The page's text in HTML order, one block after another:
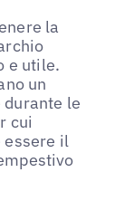
la
e utile.
un
durante le
cui
essere il